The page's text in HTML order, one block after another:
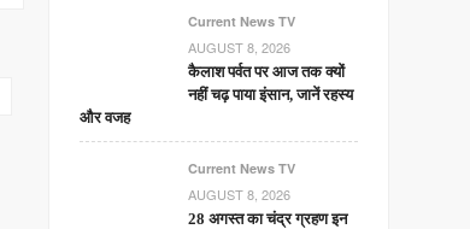
Current News TV
AUGUST 8, 2026
कैलाश पर्वत पर आज तक क्यों
नहीं चढ़ पाया इंसान, जानें रहस्य
और वजह
Current News TV
AUGUST 8, 2026
28 अगस्त का चंद्र ग्रहण इन